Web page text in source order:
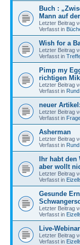
Buch :
Mann auf
Letzter Beitrag
Verfasst in
Wish for a
Letzter Beitrag
Verfasst in
Pimp my
richtigen
Letzter Beitrag
Verfasst in
neuer
Letzter Beitrag
Verfasst in
Asherman
Letzter Beitrag
Verfasst in
Ihr habt
aber wollt
Letzter Beitrag
Verfasst in
Gesunde
Letzter Beitrag
Verfasst in
Live-
Letzter Beitrag
Verfasst in